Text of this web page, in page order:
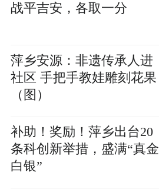
战平吉安，各取一分
萍乡安源：非遗传承人进
社区 手把手教娃雕刻花果
（图）
补助！奖励！萍乡出台20
条科创新举措，盛满“真金
白银”